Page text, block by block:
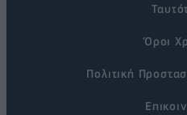
Όροι
Πολιτική